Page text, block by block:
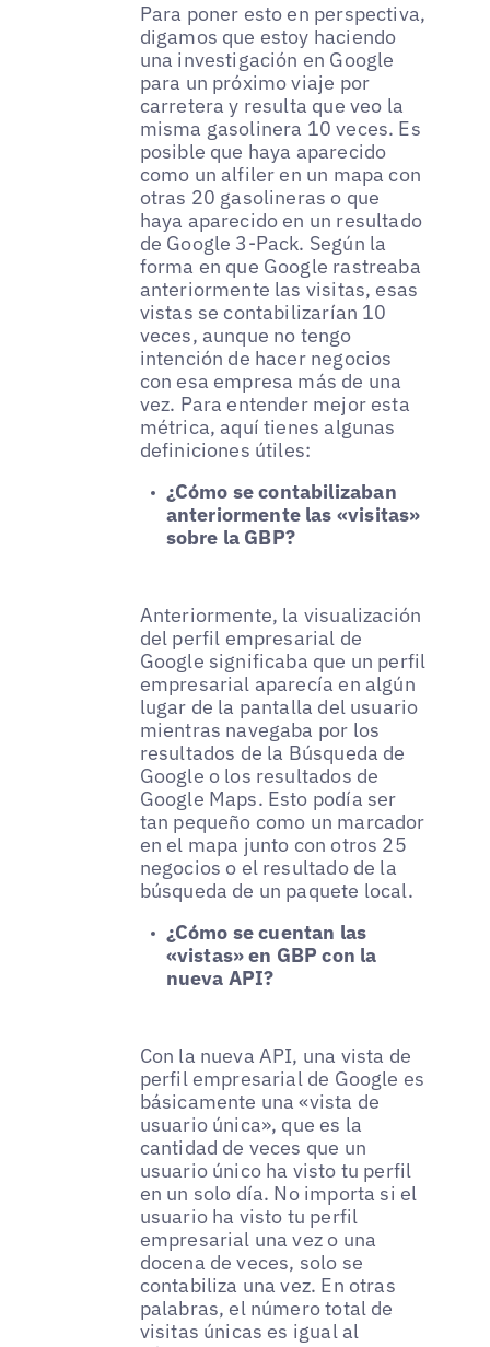
Para poner esto en perspectiva,
digamos que estoy haciendo
una investigación en Google
para un próximo viaje por
carretera y resulta que veo la
misma gasolinera 10 veces. Es
posible que haya aparecido
como un alfiler en un mapa con
otras 20 gasolineras o que
haya aparecido en un resultado
de Google 3-Pack. Según la
forma en que Google rastreaba
anteriormente las visitas, esas
vistas se contabilizarían 10
veces, aunque no tengo
intención de hacer negocios
con esa empresa más de una
vez. Para entender mejor esta
métrica, aquí tienes algunas
definiciones útiles:
¿Cómo se contabilizaban
anteriormente las «visitas»
sobre la GBP?
Anteriormente, la visualización
del perfil empresarial de
Google significaba que un perfil
empresarial aparecía en algún
lugar de la pantalla del usuario
mientras navegaba por los
resultados de la Búsqueda de
Google o los resultados de
Google Maps. Esto podía ser
tan pequeño como un marcador
en el mapa junto con otros 25
negocios o el resultado de la
búsqueda de un paquete local.
¿Cómo se cuentan las
«vistas» en GBP con la
nueva API?
Con la nueva API, una vista de
perfil empresarial de Google es
básicamente una «vista de
usuario única», que es la
cantidad de veces que un
usuario único ha visto tu perfil
en un solo día. No importa si el
usuario ha visto tu perfil
empresarial una vez o una
docena de veces, solo se
contabiliza una vez. En otras
palabras, el número total de
visitas únicas es igual al